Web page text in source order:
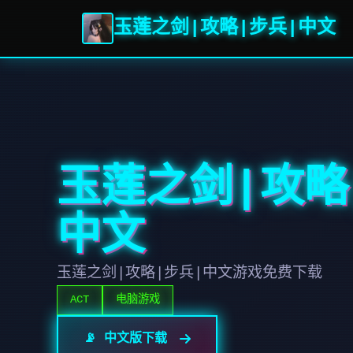
玉莲之剑|攻略|步兵|中文
玉莲之剑|攻
中文
玉莲之剑|攻略|步兵|中文游戏免费下载
ACT 电脑游戏
📡 中文版下载